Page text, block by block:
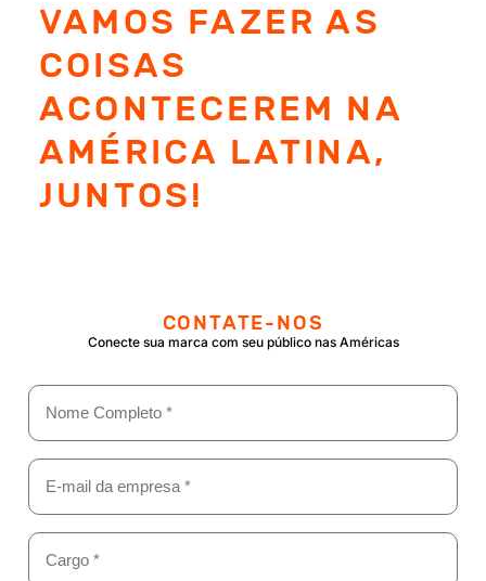
VAMOS FAZER AS
COISAS
ACONTECEREM NA
AMÉRICA LATINA,
JUNTOS!
CONTATE-NOS
Conecte sua marca com seu público nas Américas
Nome
Completo
(obrigatório)
Email
(obrigatório)
Cargo